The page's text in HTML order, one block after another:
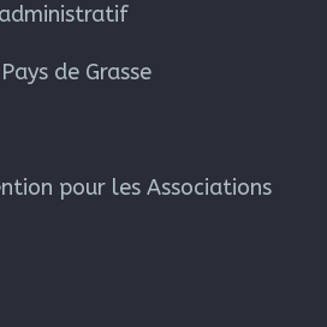
de Grasse
pour les Associations